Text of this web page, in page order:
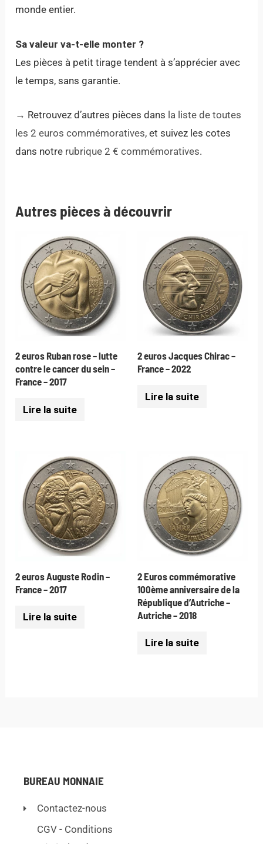
monde entier.
Sa valeur va-t-elle monter ?
Les pièces à petit tirage tendent à s’apprécier avec
le temps, sans garantie.
→ Retrouvez d’autres pièces dans la liste de toutes
les 2 euros commémoratives, et suivez les cotes
dans notre rubrique 2 € commémoratives.
Autres pièces à découvrir
2 euros Ruban rose – lutte
contre le cancer du sein –
France – 2017
Lire la suite
2 euros Jacques Chirac –
France – 2022
Lire la suite
2 euros Auguste Rodin –
France – 2017
Lire la suite
2 Euros commémorative
100ème anniversaire de la
République d’Autriche –
Autriche – 2018
Lire la suite
BUREAU MONNAIE
Contactez-nous
CGV - Conditions